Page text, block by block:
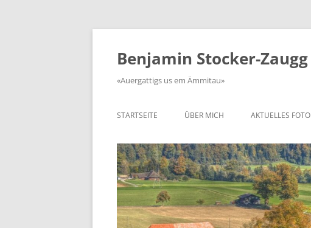
Zum
springen
Benjamin Stocker-Zaugg
«Auergattigs us em Ämmitau»
STARTSEITE ÜBER MICH AKTUELLES FOTO